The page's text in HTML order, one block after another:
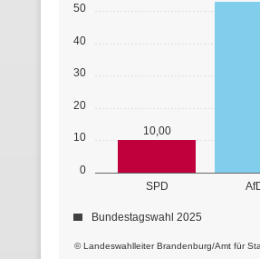
0
10
20
30
40
50
SPD
10,00
© Landeswahlleiter Brandenburg/Amt für
Bundestagswahl 2025